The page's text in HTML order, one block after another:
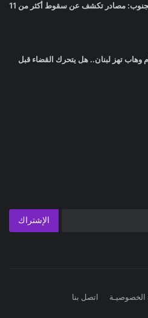
مجزرة في الجنوب: مصادر تكشف عن سقوط أكثر من 11
وهاب تهز لبنان.. هل يتحرك القضاء قبل
الإشتراك
اتصل بنا